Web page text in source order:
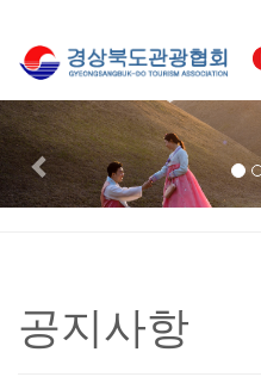
Previous
공지사항